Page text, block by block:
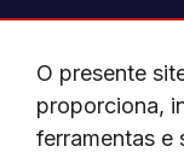
O presente
proporciona,
ferramentas e